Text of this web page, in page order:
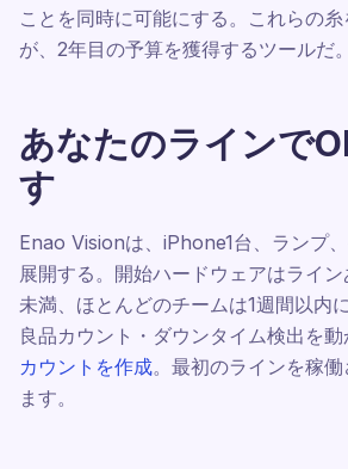
ことを同時に可能にする。これらの
が、2年目の予算を獲得するツールだ。
あなたのラインで
す
Enao Visionは、iPhone1台、ランプ
展開する。開始ハードウェアはライ
未満、ほとんどのチームは1週間以内
良品カウント・ダウンタイム検出を動
カウントを作成。最初のラインを稼
ます。